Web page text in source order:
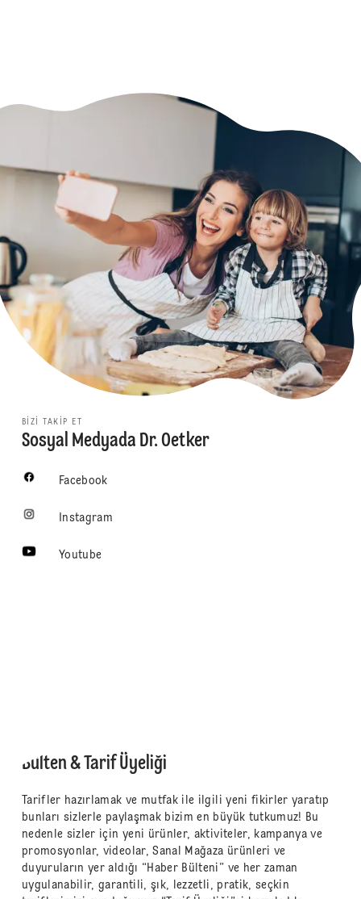
BIZI TAKIP ET
Sosyal Medyada Dr. Oetker
Facebook
Instagram
Youtube
Bülten & Tarif Üyeliği
Tarifler hazırlamak ve mutfak ile ilgili yeni fikirler yaratıp
bunları sizlerle paylaşmak bizim en büyük tutkumuz! Bu
nedenle sizler için yeni ürünler, aktiviteler, kampanya ve
promosyonlar, videolar, Sanal Mağaza ürünleri ve
duyuruların yer aldığı “Haber Bülteni” ve her zaman
uygulanabilir, garantili, şık, lezzetli, pratik, seçkin